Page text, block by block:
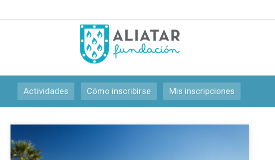
Actividades Cómo inscribirse Mis inscripciones